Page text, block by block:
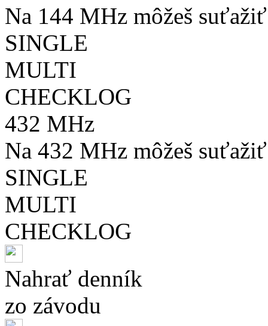
Na 144 MHz môžeš
SINGLE
MULTI
CHECKLOG
432 MHz
Na 432 MHz môžeš
SINGLE
MULTI
CHECKLOG
Nahrať denník
zo závodu